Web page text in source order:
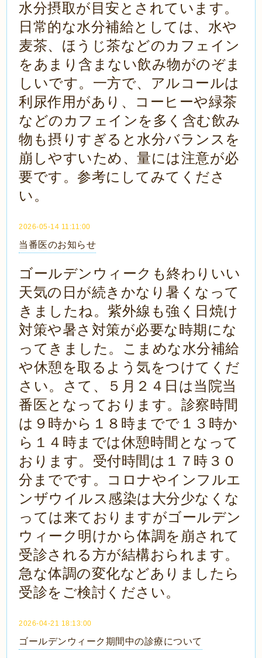
水分摂取が目安とされています。
日常的な水分補給としては、水や
麦茶、ほうじ茶などのカフェイン
をあまり含まない飲み物がのぞま
しいです。一方で、アルコールは
利尿作用があり、コーヒーや緑茶
などのカフェインを多く含む飲み
物も摂りすぎると水分バランスを
崩しやすいため、量には注意が必
要です。参考にしてみてくださ
い。
2026-05-14 11:11:00
当番医のお知らせ
ゴールデンウィークも終わりいい
天気の日が続きかなり暑くなって
きましたね。紫外線も強く日焼け
対策や暑さ対策が必要な時期にな
ってきました。こまめな水分補給
や休憩を取るよう気をつけてくだ
さい。さて、５月２４日は当院当
番医となっております。診察時間
は９時から１８時までで１３時か
ら１４時までは休憩時間となって
おります。受付時間は１７時３０
分までです。コロナやインフルエ
ンザウイルス感染は大分少なくな
っては来ておりますがゴールデン
ウィーク明けから体調を崩されて
受診される方が結構おられます。
急な体調の変化などありましたら
受診をご検討ください。
2026-04-21 18:13:00
ゴールデンウィーク期間中の診療について